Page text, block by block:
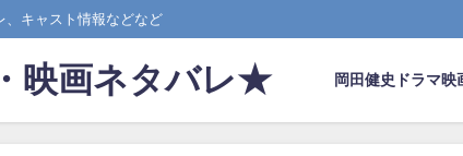
、キャスト情報などなど
映画ネタバレ★ 岡田健史ドラマ映